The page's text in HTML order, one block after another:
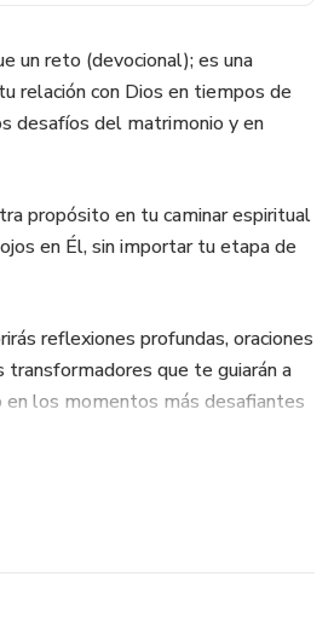
un reto (devocional); es una
relación con Dios en tiempos de
desafíos del matrimonio y en
propósito en tu caminar espiritual
en Él, sin importar tu etapa de
reflexiones profundas, oraciones
transformadores que te guiarán a
en los momentos más desafiantes
de Oración Descargable,
con Dios en poderosas